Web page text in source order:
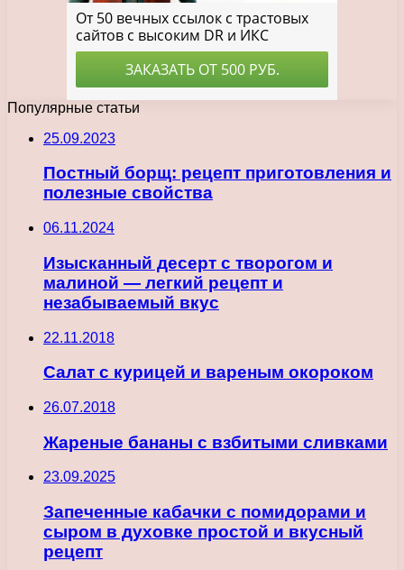
Популярные статьи
25.09.2023
Постный борщ: рецепт приготовления и
полезные свойства
06.11.2024
Изысканный десерт с творогом и
малиной — легкий рецепт и
незабываемый вкус
22.11.2018
Салат с курицей и вареным окороком
26.07.2018
Жареные бананы с взбитыми сливками
23.09.2025
Запеченные кабачки с помидорами и
сыром в духовке простой и вкусный
рецепт